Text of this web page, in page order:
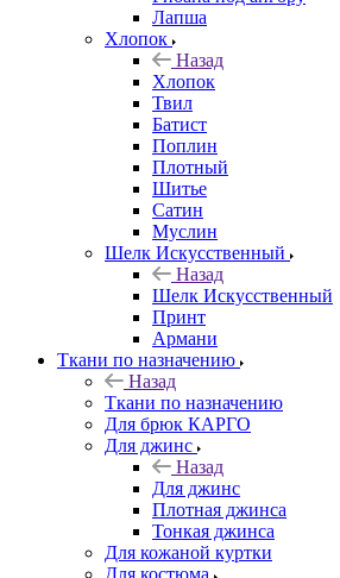
Лапша
Хлопок
Назад
Хлопок
Твил
Батист
Поплин
Плотный
Шитье
Сатин
Муслин
Шелк Искусственный
Назад
Шелк Искусственный
Принт
Армани
Ткани по назначению
Назад
Ткани по назначению
Для брюк КАРГО
Для джинс
Назад
Для джинс
Плотная джинса
Тонкая джинса
Для кожаной куртки
Для костюма